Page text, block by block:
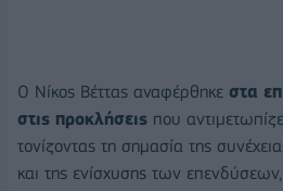
Ο Νίκος Βέττας αναφέρθηκε στα
στις προκλήσεις που
τονίζοντας τη σημασία της
και της ενίσχυσης των επενδύσεων,